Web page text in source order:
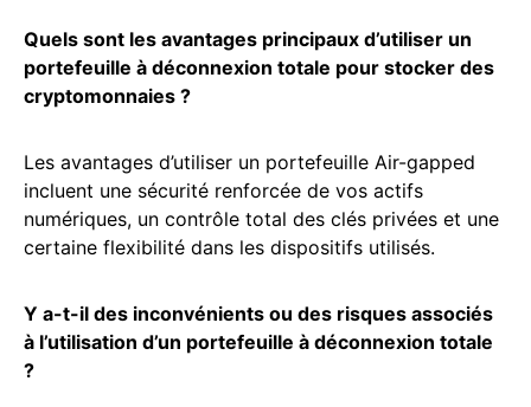
Quels sont les avantages principaux d’utiliser un
portefeuille à déconnexion totale pour stocker des
cryptomonnaies ?
Les avantages d’utiliser un portefeuille Air-gapped
incluent une sécurité renforcée de vos actifs
numériques, un contrôle total des clés privées et une
certaine flexibilité dans les dispositifs utilisés.
Y a-t-il des inconvénients ou des risques associés
à l’utilisation d’un portefeuille à déconnexion totale
?